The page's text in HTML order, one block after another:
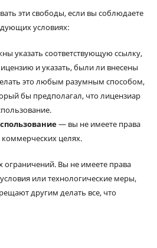
эти свободы, если вы соблюдаете
условиях:
указать соответствующую ссылку,
и указать, были ли внесены
это любым разумным способом,
бы предполагал, что лицензиар
— вы не имеете права
целях.
Вы не имеете права
или технологические меры,
другим делать все, что